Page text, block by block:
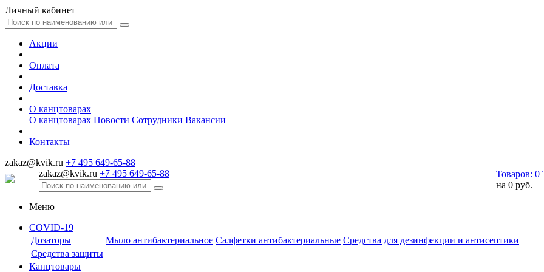
Личный кабинет
Акции
Оплата
Доставка
О канцтоварах
О канцтоварах Новости Сотрудники Вакансии
Контакты
zakaz@kvik.ru +7 495 649-65-88
zakaz@kvik.ru +7 495 649-65-88 Товаров: 0
на 0 руб.
Меню
COVID-19
Дозаторы
Мыло антибактериальное Салфетки антибактериальные Средства для дезинфекции и антисептики
Средства защиты
Канцтовары